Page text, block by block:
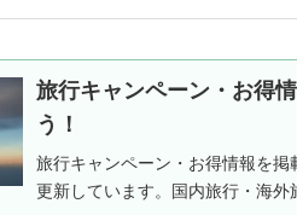
旅行キャンペーン・お得
う！
旅行キャンペーン・お得情報を
更新しています。国内旅行・海外